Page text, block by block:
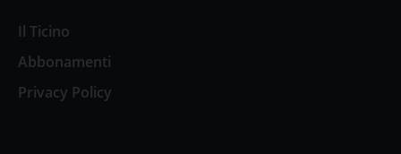
Il Ticino
Abbonamenti
Privacy Policy